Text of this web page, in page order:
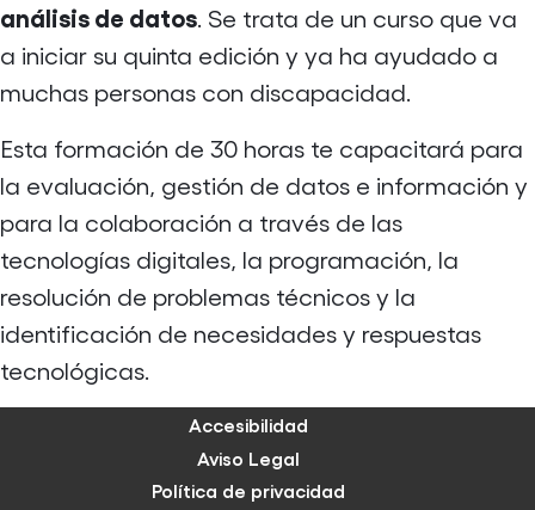
análisis de datos. Se trata de un curso que va
a iniciar su quinta edición y ya ha ayudado a
muchas personas con discapacidad.
Esta formación de 30 horas te capacitará para
la evaluación, gestión de datos e información y
para la colaboración a través de las
tecnologías digitales, la programación, la
resolución de problemas técnicos y la
identificación de necesidades y respuestas
tecnológicas.
Accesibilidad
Aviso Legal
Política de privacidad